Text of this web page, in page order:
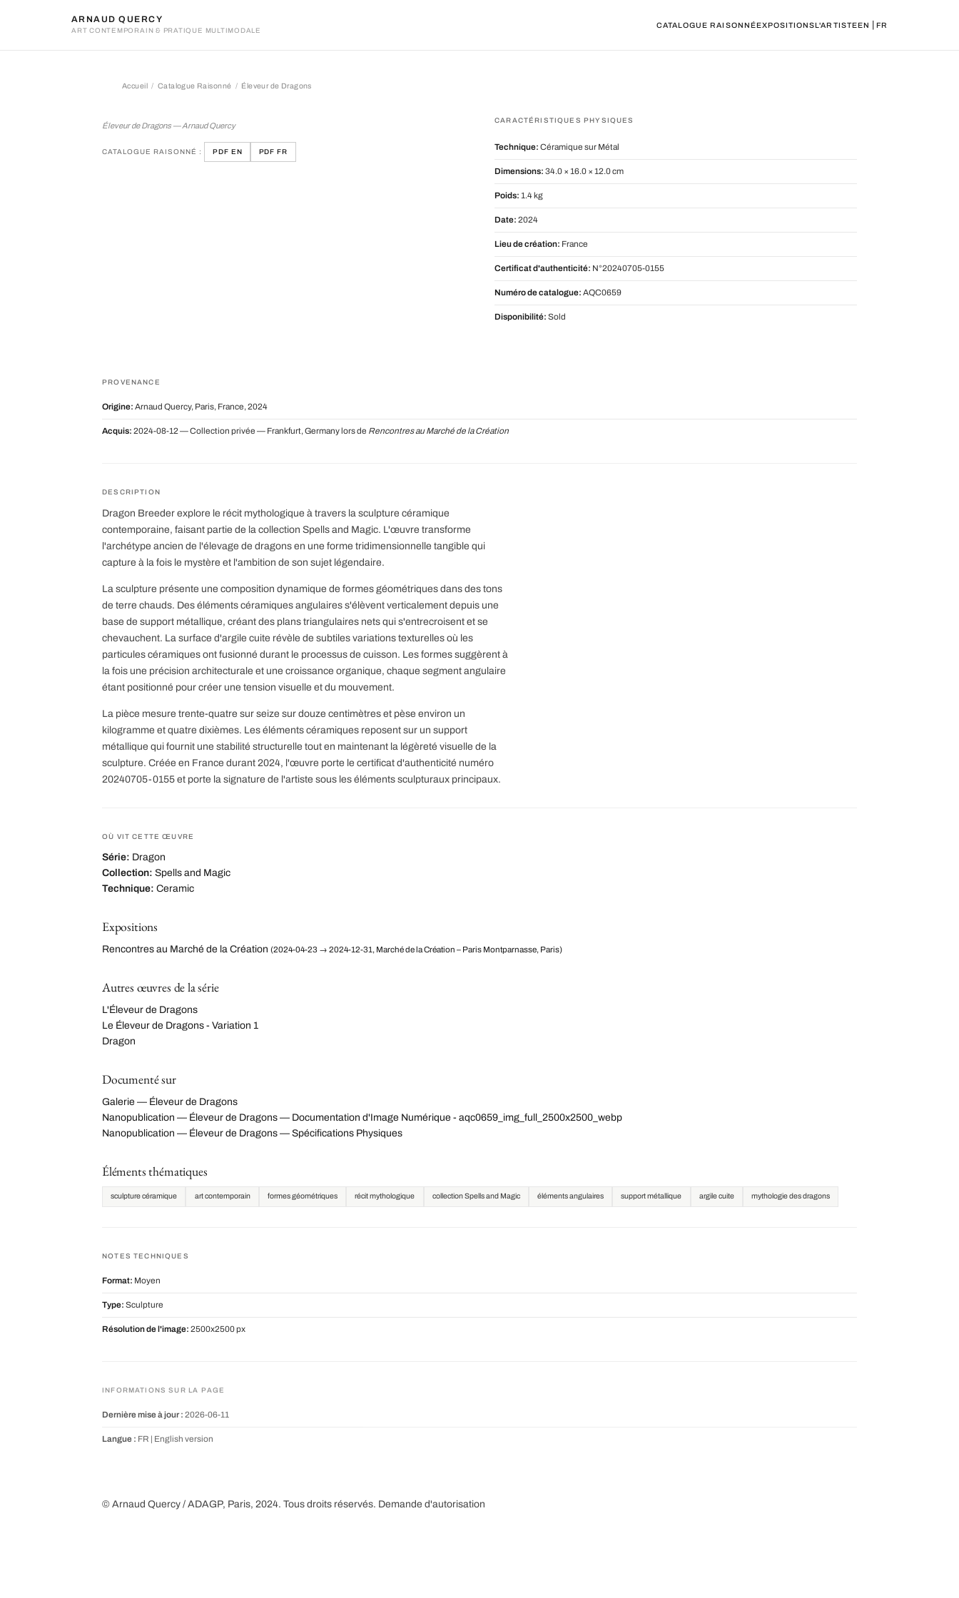
ARNAUD QUERCY
ART CONTEMPORAIN & PRATIQUE MULTIMODALE
CATALOGUE RAISONNÉEXPOSITIONSL'ARTISTEEN FR
Accueil Catalogue Raisonné Éleveur de Dragons
Éleveur de Dragons — Arnaud Quercy
CATALOGUE RAISONNÉ : PDF EN PDF FR
CARACTÉRISTIQUES PHYSIQUES
Technique: Céramique sur Métal
Dimensions: 34.0 × 16.0 × 12.0 cm
Poids: 1.4 kg
Date: 2024
Lieu de création: France
Certificat d'authenticité: N°20240705-0155
Numéro de catalogue: AQC0659
Disponibilité: Sold
PROVENANCE
Origine: Arnaud Quercy, Paris, France, 2024
Acquis: 2024-08-12 — Collection privée — Frankfurt, Germany lors de Rencontres au Marché de la Création
DESCRIPTION
Dragon Breeder explore le récit mythologique à travers la sculpture céramique
contemporaine, faisant partie de la collection Spells and Magic. L'œuvre transforme
l'archétype ancien de l'élevage de dragons en une forme tridimensionnelle tangible qui
capture à la fois le mystère et l'ambition de son sujet légendaire.
La sculpture présente une composition dynamique de formes géométriques dans des tons
de terre chauds. Des éléments céramiques angulaires s'élèvent verticalement depuis une
base de support métallique, créant des plans triangulaires nets qui s'entrecroisent et se
chevauchent. La surface d'argile cuite révèle de subtiles variations texturelles où les
particules céramiques ont fusionné durant le processus de cuisson. Les formes suggèrent à
la fois une précision architecturale et une croissance organique, chaque segment angulaire
étant positionné pour créer une tension visuelle et du mouvement.
La pièce mesure trente-quatre sur seize sur douze centimètres et pèse environ un
kilogramme et quatre dixièmes. Les éléments céramiques reposent sur un support
métallique qui fournit une stabilité structurelle tout en maintenant la légèreté visuelle de la
sculpture. Créée en France durant 2024, l'œuvre porte le certificat d'authenticité numéro
20240705-0155 et porte la signature de l'artiste sous les éléments sculpturaux principaux.
OÙ VIT CETTE ŒUVRE
Série: Dragon
Collection: Spells and Magic
Technique: Ceramic
Expositions
Rencontres au Marché de la Création (2024-04-23 → 2024-12-31, Marché de la Création – Paris Montparnasse, Paris)
Autres œuvres de la série
L'Éleveur de Dragons
Le Éleveur de Dragons - Variation 1
Dragon
Documenté sur
Galerie — Éleveur de Dragons
Nanopublication — Éleveur de Dragons — Documentation d'Image Numérique - aqc0659_img_full_2500x2500_webp
Nanopublication — Éleveur de Dragons — Spécifications Physiques
Éléments thématiques
sculpture céramique art contemporain formes géométriques récit mythologique collection Spells and Magic éléments angulaires support métallique argile cuite mythologie des dragons
NOTES TECHNIQUES
Format: Moyen
Type: Sculpture
Résolution de l'image: 2500x2500 px
INFORMATIONS SUR LA PAGE
Dernière mise à jour : 2026-06-11
Langue : FR | English version
© Arnaud Quercy / ADAGP, Paris, 2024. Tous droits réservés. Demande d'autorisation